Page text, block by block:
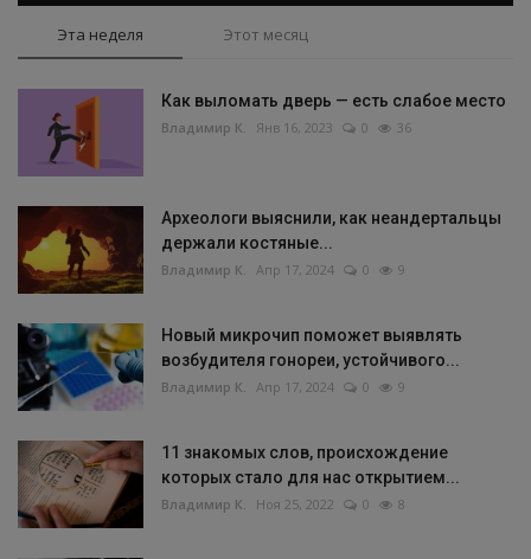
Эта неделя Этот месяц
Как выломать дверь — есть слабое место
Владимир К. Янв 16, 2023 0 36
Археологи выяснили, как неандертальцы
держали костяные...
Владимир К. Апр 17, 2024 0 9
Новый микрочип поможет выявлять
возбудителя гонореи, устойчивого...
Владимир К. Апр 17, 2024 0 9
11 знакомых слов, происхождение
которых стало для нас открытием...
Владимир К. Ноя 25, 2022 0 8